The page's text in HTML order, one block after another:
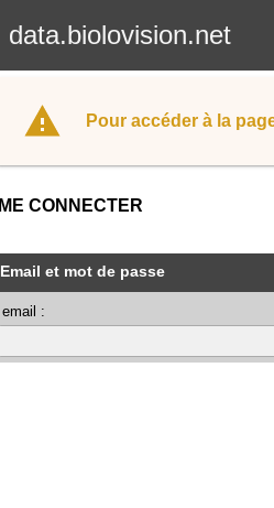
data.biolovision.net
Pour accéder à la
ME CONNECTER
Email et mot de passe
email :